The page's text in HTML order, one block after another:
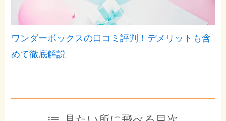
ワンダーボックスの口コミ評判！デメリットも含
めて徹底解説